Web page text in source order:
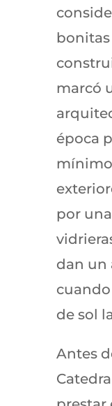
bonitas
marcó
época
por
dan un
de sol
Antes